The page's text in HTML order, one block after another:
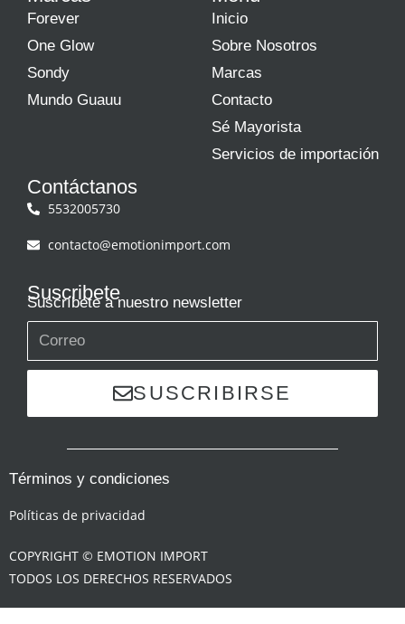
Forever
One Glow
Sondy
Mundo Guauu
Inicio
Sobre Nosotros
Marcas
Contacto
Sé Mayorista
Servicios de importación
Contáctanos
5532005730
contacto@emotionimport.com
Suscribete
Suscríbete a nuestro newsletter
SUSCRIBIRSE
Términos y condiciones
Políticas de privacidad
COPYRIGHT © EMOTION IMPORT
TODOS LOS DERECHOS RESERVADOS